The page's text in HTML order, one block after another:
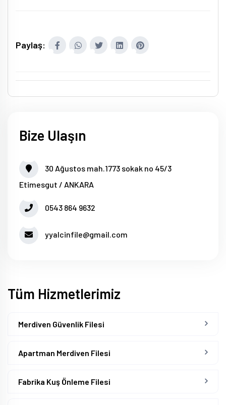
Paylaş:
Bize Ulaşın
30 Ağustos mah.1773 sokak no 45/3
Etimesgut / ANKARA
0543 864 9632
yyalcinfile@gmail.com
Tüm Hizmetlerimiz
Merdiven Güvenlik Filesi
Apartman Merdiven Filesi
Fabrika Kuş Önleme Filesi